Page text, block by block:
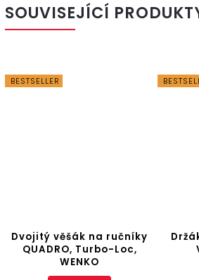
SOUVISEJÍCÍ
BESTSELLER
Dvojitý věšák na ručníky
QUADRO, Turbo-Loc,
WENKO